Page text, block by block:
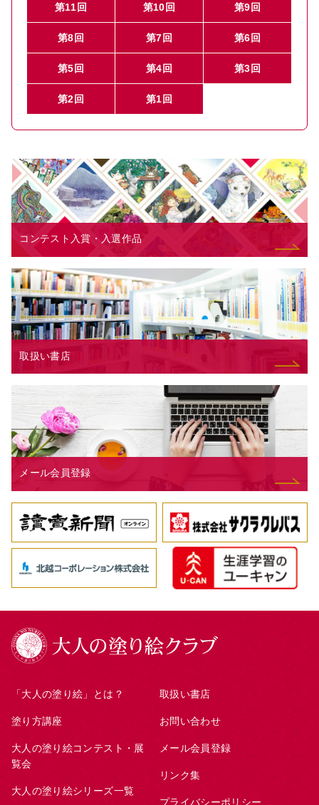
第11回 第10回 第9回
第8回 第7回 第6回
第5回 第4回 第3回
第2回 第1回
コンテスト入賞・入選作品
取扱い書店
メール会員登録
「大人の塗り絵」とは？
塗り方講座
大人の塗り絵コンテスト・展
覧会
大人の塗り絵シリーズ一覧
取扱い書店
お問い合わせ
メール会員登録
リンク集
プライバシーポリシー